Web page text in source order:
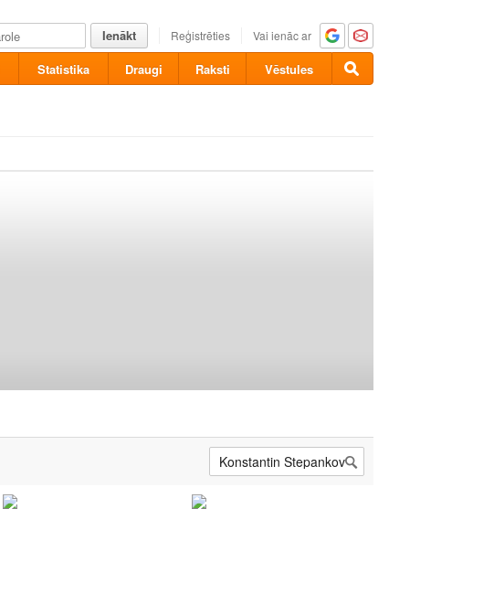
Ienākt Reģistrēties Vai ienāc ar
Statistika Draugi Raksti Vēstules